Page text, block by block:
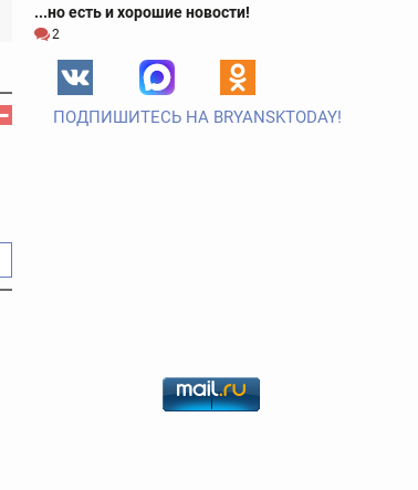
...но есть и хорошие новости!
2
ПОДПИШИТЕСЬ НА BRYANSKTODAY!